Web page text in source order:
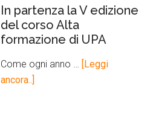
In partenza la V edizione
del corso Alta
formazione di UPA
Come ogni anno … [Leggi
ancora..]